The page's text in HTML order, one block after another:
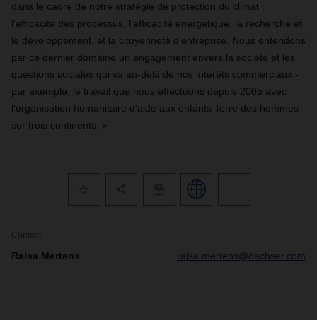
dans le cadre de notre stratégie de protection du climat :
l'efficacité des processus, l'efficacité énergétique, la recherche et
le développement, et la citoyenneté d'entreprise. Nous entendons
par ce dernier domaine un engagement envers la société et les
questions sociales qui va au-delà de nos intérêts commerciaux -
par exemple, le travail que nous effectuons depuis 2005 avec
l'organisation humanitaire d'aide aux enfants Terre des hommes
sur trois continents. »
Contact
Raisa Mertens raisa.mertens@dachser.com